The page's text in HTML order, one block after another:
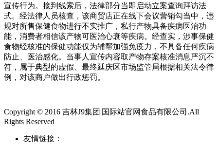
宣传行为。接到线索后，法律部分当即启动立案查询拜访法
式。经法律人员核查，该商贸店正在线下会议营销勾当中，违
规对所售保健食物进行不实推广，私行产物具备疾病医治功
能，消费者相信该产物可医治心衰等疾病。经查实，涉事保健
食物经核准的保健功能仅为辅帮加强免疫力，不具备任何疾病
防止、医治感化。当事人宣传内容取产物存案核准消息严沉不
符，属于典型的虚假、最终延庆区市场监管局根据相关法令律
例，对该商户做出行政惩罚。
Copyright © 2016 吉林J9集团|国际站官网食品有限公司.All
Rights Reserved
友情链接：